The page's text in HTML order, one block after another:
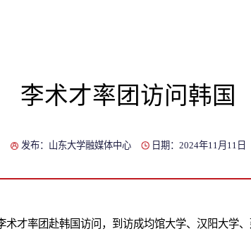
李术才率团访问韩国
发布：山东大学融媒体中心 日期：2024年11月11日
术才率团赴韩国访问，到访成均馆大学、汉阳大学